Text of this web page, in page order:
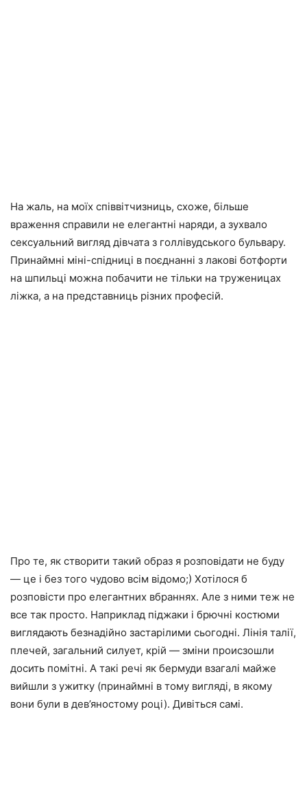
На жаль, на моїх співвітчизниць, схоже, більше
враження справили не елегантні наряди, а зухвало
сексуальний вигляд дівчата з голлівудського бульвару.
Принаймні міні-спідниці в поєднанні з лакові ботфорти
на шпильці можна побачити не тільки на труженицах
ліжка, а на представниць різних професій.
Про те, як створити такий образ я розповідати не буду
— це і без того чудово всім відомо;) Хотілося б
розповісти про елегантних вбраннях. Але з ними теж не
все так просто. Наприклад піджаки і брючні костюми
виглядають безнадійно застарілими сьогодні. Лінія талії,
плечей, загальний силует, крій — зміни происзошли
досить помітні. А такі речі як бермуди взагалі майже
вийшли з ужитку (принаймні в тому вигляді, в якому
вони були в дев’яностому році). Дивіться самі.